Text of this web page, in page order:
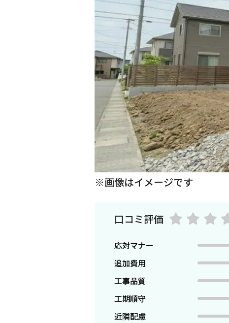
※画像はイメージです
口コミ評価
応対マナー
追加費用
工事品質
工期順守
近隣配慮